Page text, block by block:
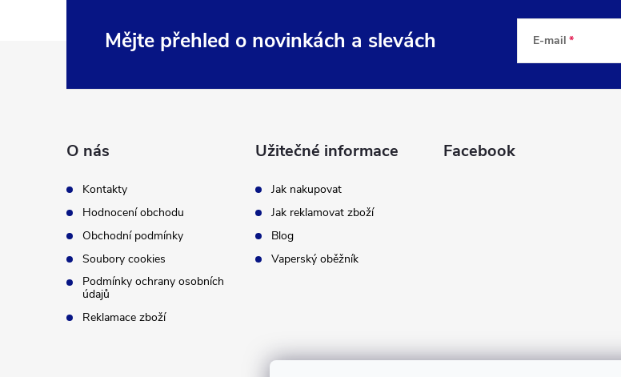
Mějte přehled o novinkách a slevách E-mail
O nás
Kontakty
Hodnocení obchodu
Obchodní podmínky
Soubory cookies
Podmínky ochrany osobních
údajů
Reklamace zboží
Užitečné informace
Jak nakupovat
Jak reklamovat zboží
Blog
Vaperský oběžník
Facebook